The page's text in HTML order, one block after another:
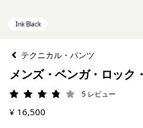
テクニカル・パンツ
メンズ・ベンガ・ロック
評価: 3.8 / 5
5 レビュー
¥ 16,500